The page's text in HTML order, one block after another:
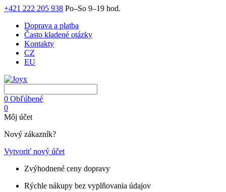
+421 222 205 938 Po–So 9–19 hod.
Doprava a platba
Často kladené otázky
Kontakty
CZ
EU
0 Obľúbené
0
Môj účet
Nový zákazník?
Vytvoriť nový účet
Zvýhodnené ceny dopravy
Rýchle nákupy bez vyplňovania údajov